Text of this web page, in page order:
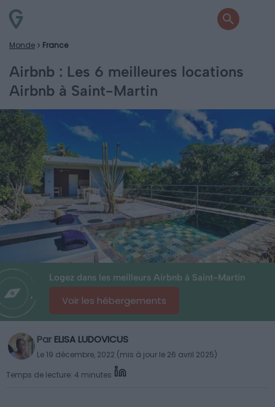
Monde France
Airbnb : Les 6 meilleures locations
Airbnb à Saint-Martin
Logez dans les meilleurs Airbnb à Saint-Martin
Voir les hébergements
Par ELISA LUDOVICUS
Le 19 décembre, 2022 (mis à jour le 26 avril 2025)
Temps de lecture: 4 minutes